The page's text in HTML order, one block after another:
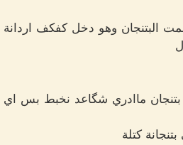
البتنجان وهو دخل كفكف اردانة
ماادري شگاعد نخبط بس اي
كتلة